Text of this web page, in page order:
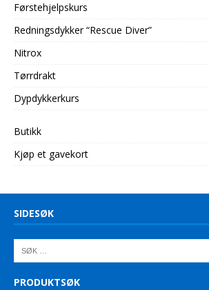
Førstehjelpskurs
Redningsdykker “Rescue Diver”
Nitrox
Tørrdrakt
Dypdykkerkurs
Butikk
Kjøp et gavekort
SIDESØK
PRODUKTSØK